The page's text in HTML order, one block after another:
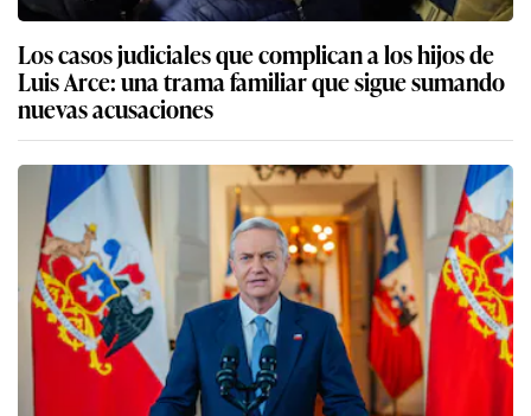
Los casos judiciales que complican a los hijos de
Luis Arce: una trama familiar que sigue sumando
nuevas acusaciones